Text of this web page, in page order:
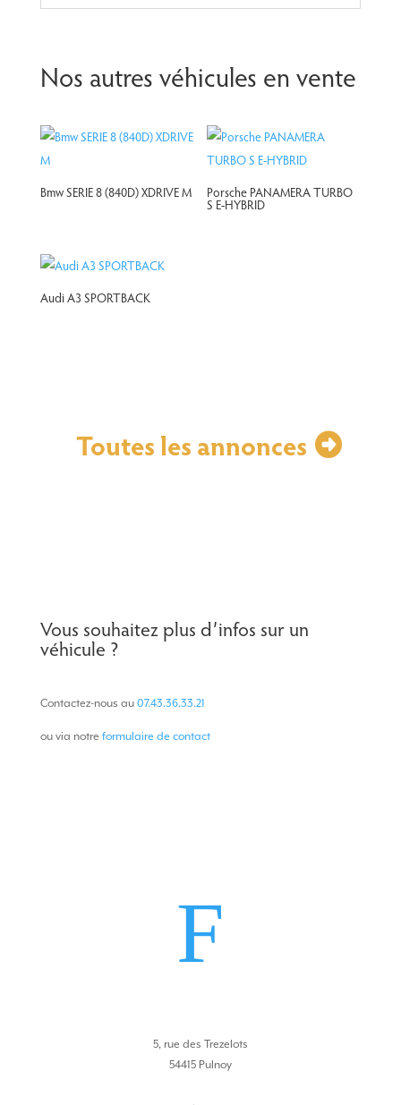
Nos autres véhicules en vente
Bmw SERIE 8 (840D) XDRIVE M Porsche PANAMERA TURBO
S E-HYBRID
Audi A3 SPORTBACK
Toutes les annonces
Vous souhaitez plus d’infos sur un
véhicule ?
Contactez-nous au 07.43.36.33.21
ou via notre formulaire de contact
F
5, rue des Trezelots
54415 Pulnoy